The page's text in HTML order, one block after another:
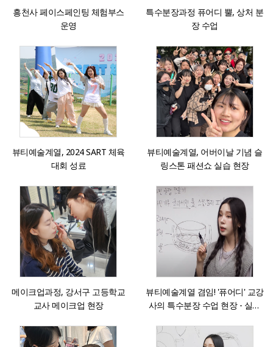
흥천사 페이스페인팅 체험부스
운영
특수분장과정 퓨어디 뿔, 상처 분
장 수업
뷰티예술계열, 2024 SART 체육
대회 성료
뷰티예술계열, 어버이날 기념 슬
링스톤 패션쇼 실습 현장
메이크업과정, 강서구 고등학교
교사 메이크업 현장
뷰티예술계열 겸임! '퓨어디' 교강
사의 특수분장 수업 현장 - 실리